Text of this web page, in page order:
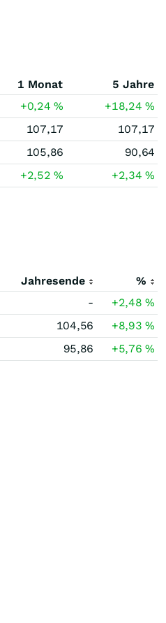
1 Monat
5 Jahre
+0,24% +18,24%
107,17
107,17
105,86
90,64
+2,52% +2,34%
Jahresende
%
- +2,48%
104,56 +8,93%
95,86 +5,76%